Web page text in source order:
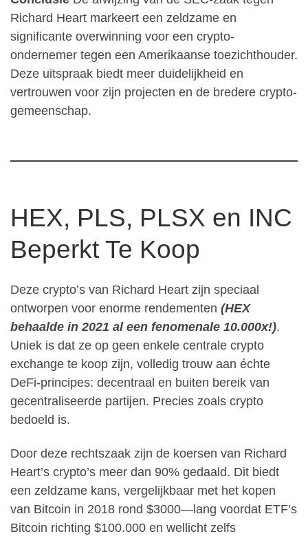
Richard Heart markeert een zeldzame en
significante overwinning voor een crypto-
ondernemer tegen een Amerikaanse toezichthouder.
Deze uitspraak biedt meer duidelijkheid en
vertrouwen voor zijn projecten en de bredere crypto-
gemeenschap.
HEX, PLS, PLSX en INC
Beperkt Te Koop
Deze crypto’s van Richard Heart zijn speciaal
ontworpen voor enorme rendementen (HEX
behaalde in 2021 al een fenomenale 10.000x!).
Uniek is dat ze op geen enkele centrale crypto
exchange te koop zijn, volledig trouw aan échte
DeFi-principes: decentraal en buiten bereik van
gecentraliseerde partijen. Precies zoals crypto
bedoeld is.
Door deze rechtszaak zijn de koersen van Richard
Heart’s crypto’s meer dan 90% gedaald. Dit biedt
een zeldzame kans, vergelijkbaar met het kopen
van Bitcoin in 2018 rond $3000—lang voordat ETF’s
Bitcoin richting $100.000 en wellicht zelfs